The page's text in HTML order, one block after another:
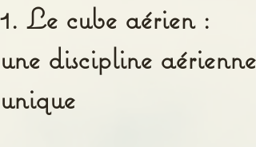
1. Le cube aérien :
une discipline aérienne
unique